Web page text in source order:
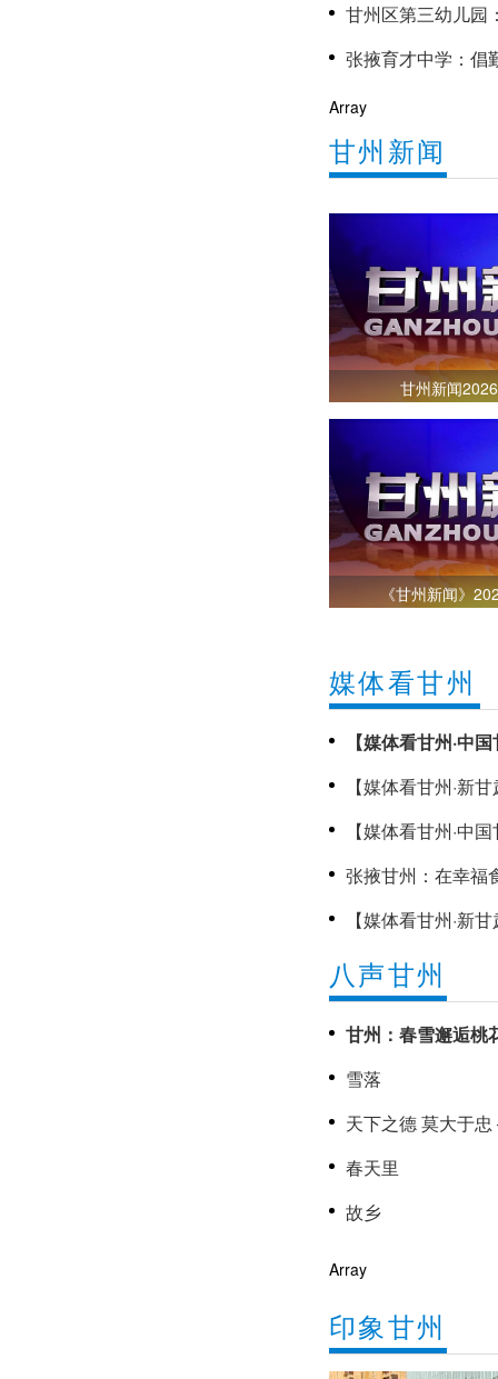
甘州区第三幼儿园：党建
长
Array
甘州新闻
甘州新闻
《甘州新闻》
媒体看甘州
【媒体看甘州·中
趣好时光
【媒体看甘州·新
【媒体看甘州·中
助学金温暖甘州高
张掖甘州：在幸福
【媒体看甘州·新
显千年古建之美
八声甘州
甘州：春雪邂逅桃
雪落
春天里
故乡
Array
印象甘州